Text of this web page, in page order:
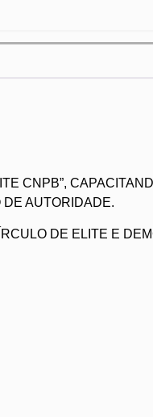
CNPB”,
AUTORIDADE.
DE ELITE E